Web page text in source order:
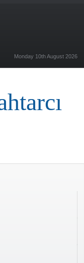
Monday 10th August 2026